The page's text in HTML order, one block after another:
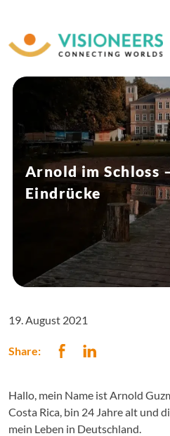
Arnold im Schloss
Eindrücke
19. August 2021
Share:
Hallo, mein Name ist Arnold
Costa Rica, bin 24 Jahre alt und
mein Leben in Deutschland.